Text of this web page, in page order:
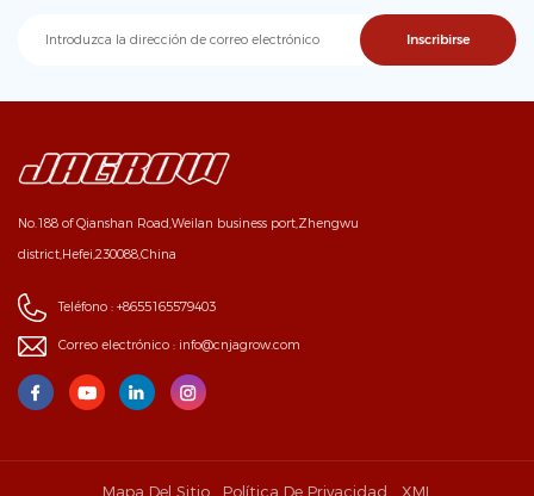
No.188 of Qianshan Road,Weilan business port,Zhengwu
district,Hefei,230088,China
Teléfono : +8655165579403
Correo electrónico : info@cnjagrow.com
Mapa Del Sitio Política De Privacidad XML